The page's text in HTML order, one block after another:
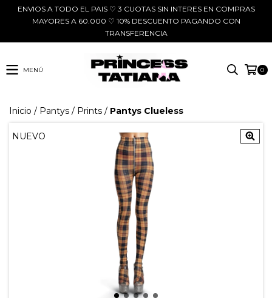
ENVIOS A TODO EL PAIS ♡ 3 CUOTAS SIN INTERES EN COMPRAS
MAYORES A 60.000 ♡ 10% DESCUENTO PAGANDO CON
TRANSFERENCIA
MENÚ 0
Inicio / Pantys / Prints / Pantys Clueless
NUEVO